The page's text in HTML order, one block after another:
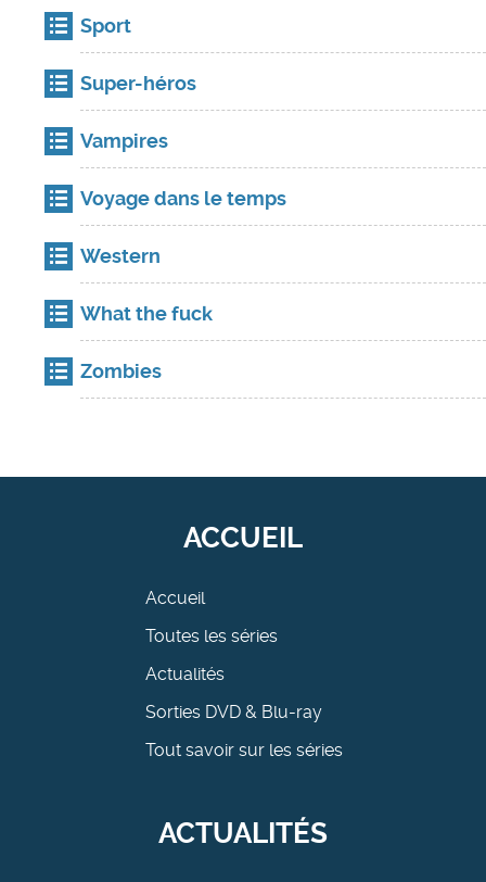
Sport
Super-héros
Vampires
Voyage dans le temps
Western
What the fuck
Zombies
ACCUEIL
Accueil
Toutes les séries
Actualités
Sorties DVD & Blu-ray
Tout savoir sur les séries
ACTUALITÉS